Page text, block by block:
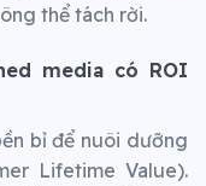
thể tách rời.
media có ROI
bỉ để nuôi dưỡng
Lifetime Value).